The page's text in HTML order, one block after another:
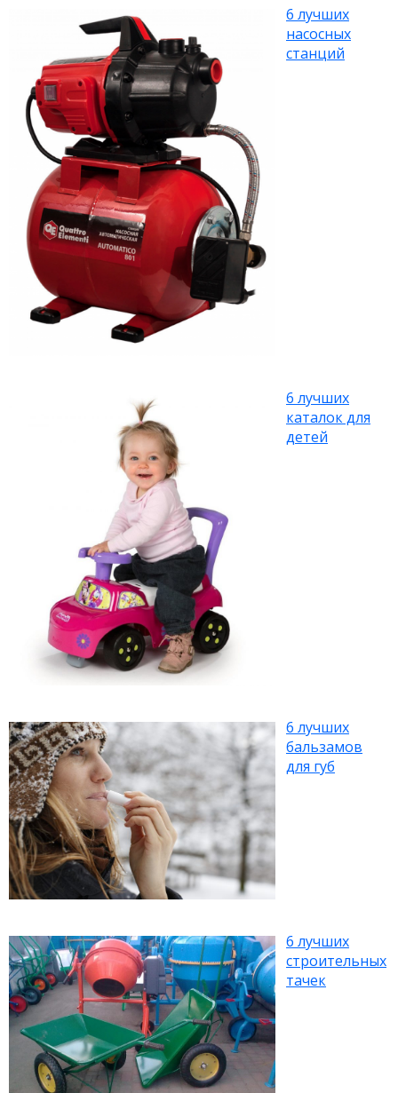
6 лучших
насосных
станций
6 лучших
каталок для
детей
6 лучших
бальзамов
для губ
6 лучших
строительных
тачек